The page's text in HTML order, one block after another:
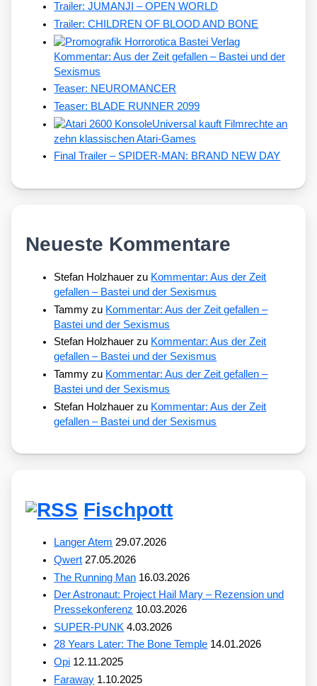
Trailer: JUMANJI – OPEN WORLD
Trailer: CHILDREN OF BLOOD AND BONE
Kommentar: Aus der Zeit gefallen – Bastei und der
Sexismus
Teaser: NEUROMANCER
Teaser: BLADE RUNNER 2099
Universal kauft Filmrechte an
zehn klassischen Atari-Games
Final Trailer – SPIDER-MAN: BRAND NEW DAY
Neueste Kommentare
Stefan Holzhauer zu Kommentar: Aus der Zeit
gefallen – Bastei und der Sexismus
Tammy zu Kommentar: Aus der Zeit gefallen –
Bastei und der Sexismus
Stefan Holzhauer zu Kommentar: Aus der Zeit
gefallen – Bastei und der Sexismus
Tammy zu Kommentar: Aus der Zeit gefallen –
Bastei und der Sexismus
Stefan Holzhauer zu Kommentar: Aus der Zeit
gefallen – Bastei und der Sexismus
Fischpott
Langer Atem 29.07.2026
Qwert 27.05.2026
The Running Man 16.03.2026
Der Astronaut: Project Hail Mary – Rezension und
Pressekonferenz 10.03.2026
SUPER-PUNK 4.03.2026
28 Years Later: The Bone Temple 14.01.2026
Opi 12.11.2025
Faraway 1.10.2025